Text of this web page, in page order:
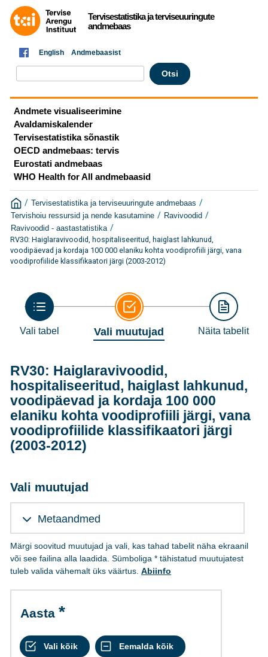
Tervisestatistika ja terviseuuringute
andmebaas
English Andmebaasist
Andmete visualiseerimine
Avaldamiskalender
Tervisestatistika sõnastik
OECD andmebaas: tervis
Eurostati andmebaas
WHO Health for All andmebaasid
/ Tervisestatistika ja terviseuuringute andmebaas /
Tervishoiu ressursid ja nende kasutamine / Ravivoodid /
Ravivoodid - aastastatistika /
RV30: Haiglaravivoodid, hospitaliseeritud, haiglast lahkunud,
voodipäevad ja kordaja 100 000 elaniku kohta voodiprofiili järgi, vana
voodiprofiilide klassifikaatori järgi (2003-2012)
Vali tabel Vali muutujad Näita tabelit
RV30: Haiglaravivoodid,
hospitaliseeritud, haiglast lahkunud,
voodipäevad ja kordaja 100 000
elaniku kohta voodiprofiili järgi, vana
voodiprofiilide klassifikaatori järgi
(2003-2012)
Vali muutujad
Metaandmed
Märgi soovitud muutujad ja vali, kas tahad tabelit näha ekraanil
või see failina alla laadida. Sümboliga * tähistatud muutujatest
tuleb valida vähemalt üks väärtus. Abiinfo
Aasta